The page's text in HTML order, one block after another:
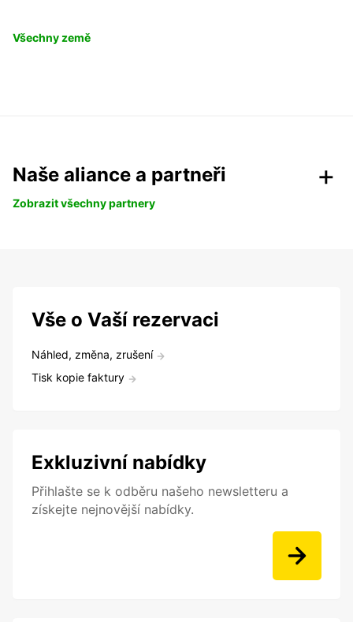
Všechny země
Naše aliance a partneři
Zobrazit všechny partnery
Vše o Vaší rezervaci
Náhled, změna, zrušení
Tisk kopie faktury
Exkluzivní nabídky
Přihlašte se k odběru našeho newsletteru a
získejte nejnovější nabídky.